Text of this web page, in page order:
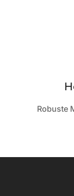
Robuste